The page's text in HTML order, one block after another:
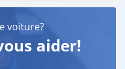
voiture?
aider!